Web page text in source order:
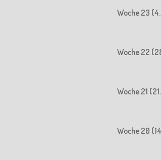
Woche 23
Woche 22
Woche 21
Woche 20